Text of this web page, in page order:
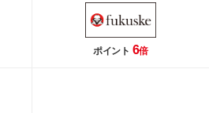
ポイント 6倍